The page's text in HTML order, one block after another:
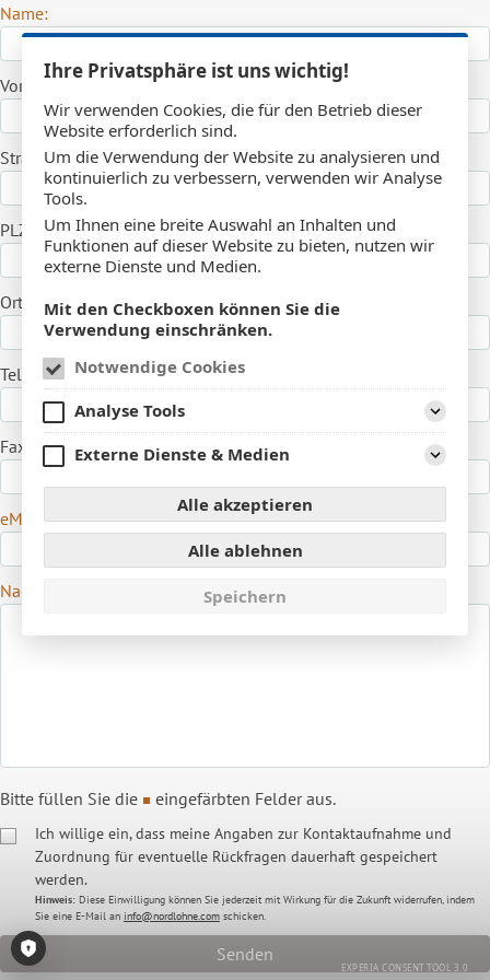
Name:
Vorname:
Straße:
PLZ:
Ort:
Telefon:
Fax:
eMail:
Nachricht:
Bitte füllen Sie die eingefärbten Felder aus.
Ich willige ein, dass meine Angaben zur Kontaktaufnahme und
Zuordnung für eventuelle Rückfragen dauerhaft gespeichert
werden.
Hinweis: Diese Einwilligung können Sie jederzeit mit Wirkung für die Zukunft widerrufen, indem
Sie eine E-Mail an info@nordlohne.com schicken.
Consent-Tool öffnen
Ihre Privatsphäre ist uns wichtig!
Wir verwenden Cookies, die für den Betrieb dieser
Website erforderlich sind.
Um die Verwendung der Website zu analysieren und
kontinuierlich zu verbessern, verwenden wir Analyse
Tools.
Um Ihnen eine breite Auswahl an Inhalten und
Funktionen auf dieser Website zu bieten, nutzen wir
externe Dienste und Medien.
Mit den Checkboxen können Sie die
Verwendung einschränken.
Notwendige Cookies
Analyse Tools
Externe Dienste & Medien
Alle akzeptieren
Alle ablehnen
Speichern